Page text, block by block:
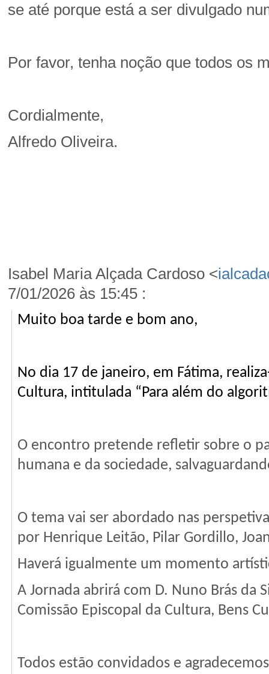
se até porque está a ser divulgado
Por favor, tenha noção que todos os
Cordialmente,
Alfredo Oliveira.
Isabel Maria Alçada Cardoso <
7/01/2026 às 15:45 :
Muito boa tarde e bom ano,
No dia 17 de janeiro, em Fátima,
Cultura, intitulada “Para além do
O encontro pretende refletir sobre o
humana e da sociedade,
O tema vai ser abordado nas
por Henrique Leitão, Pilar Gordillo,
Haverá igualmente um momento
A Jornada abrirá com D. Nuno Brás da
Comissão Episcopal da Cultura, Bens
Todos estão convidados e